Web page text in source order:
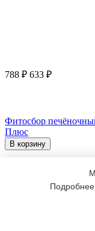
788 ₽ 633 ₽
Фитосбор
Плюс
В корзину